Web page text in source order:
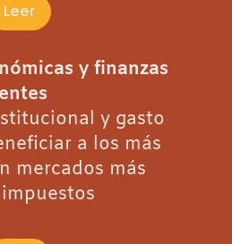
Leer
y finanzas
y gasto
a los más
mercados más